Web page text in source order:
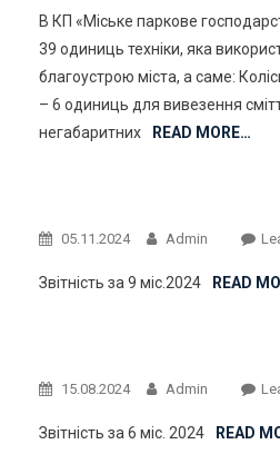
В КП «Міське паркове
39 одиниць техніки, яка
благоустрою міста, а саме:
– 6 одиниць для вивезення
негабаритних
READ MORE…
05.11.2024 Admin
Звітність за 9 міс.2024 READ
15.08.2024 Admin
Звітність за 6 міс. 2024 READ